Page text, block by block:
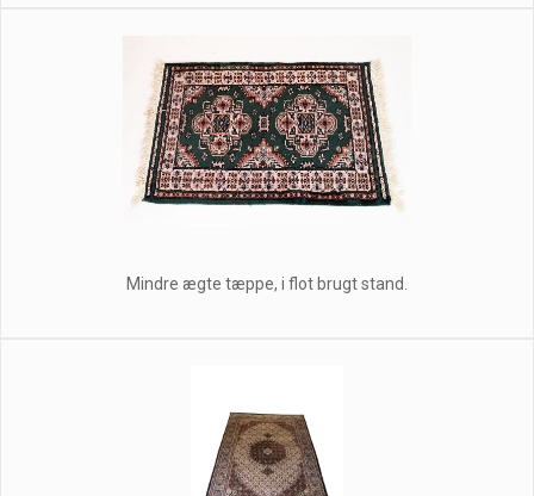
Mindre ægte tæppe, i flot brugt stand.